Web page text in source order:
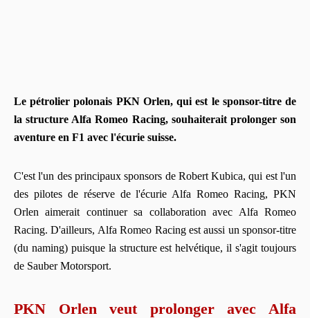
Le pétrolier polonais PKN Orlen, qui est le sponsor-titre de
la structure Alfa Romeo Racing, souhaiterait prolonger son
aventure en F1 avec l'écurie suisse.
C'est l'un des principaux sponsors de Robert Kubica, qui est l'un
des pilotes de réserve de l'écurie Alfa Romeo Racing, PKN
Orlen aimerait continuer sa collaboration avec Alfa Romeo
Racing. D'ailleurs, Alfa Romeo Racing est aussi un sponsor-titre
(du naming) puisque la structure est helvétique, il s'agit toujours
de Sauber Motorsport.
PKN Orlen veut prolonger avec Alfa